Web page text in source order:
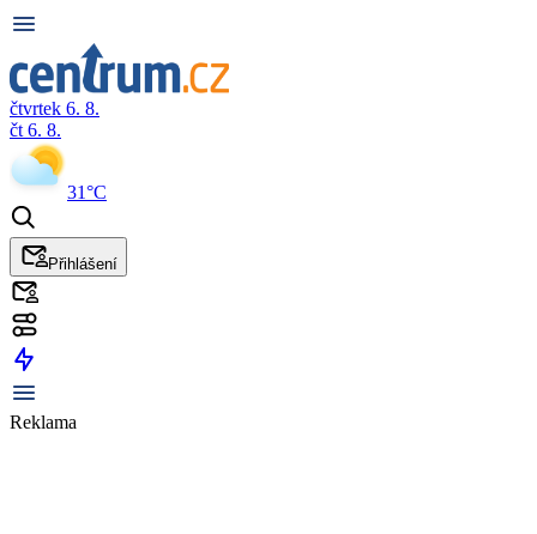
čtvrtek 6. 8.
čt 6. 8.
31°C
Přihlášení
Reklama